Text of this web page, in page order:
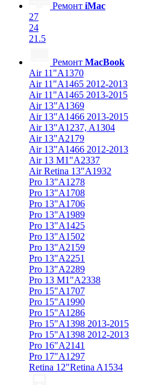
Ремонт iMac
27
24
21.5
Ремонт MacBook
Air 11"A1370
Air 11"A1465 2012-2013
Air 11"A1465 2013-2015
Air 13"A1369
Air 13"A1466 2013-2015
Air 13"A1237, A1304
Air 13"A2179
Air 13"A1466 2012-2013
Air 13 M1"A2337
Air Retina 13″A1932
Pro 13"A1278
Pro 13"A1708
Pro 13"A1706
Pro 13"A1989
Pro 13"A1425
Pro 13"A1502
Pro 13"A2159
Pro 13"A2251
Pro 13"A2289
Pro 13 M1"A2338
Pro 15"A1707
Pro 15"A1990
Pro 15"A1286
Pro 15"A1398 2013-2015
Pro 15"A1398 2012-2013
Pro 16"A2141
Pro 17"A1297
Retina 12"Retina A1534